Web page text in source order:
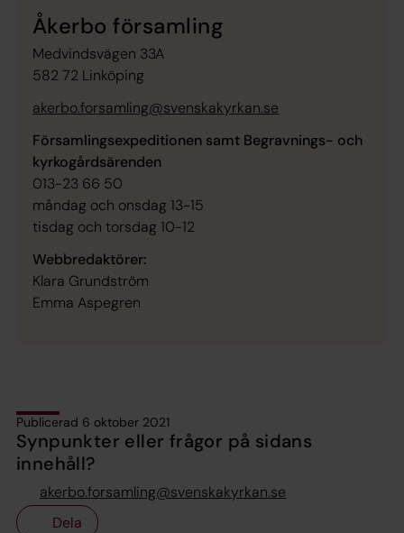
Åkerbo församling
Medvindsvägen 33A
582 72 Linköping
akerbo.forsamling@svenskakyrkan.se
Församlingsexpeditionen samt Begravnings- och
kyrkogårdsärenden
013-23 66 50
måndag och onsdag 13-15
tisdag och torsdag 10-12
Webbredaktörer:
Klara Grundström
Emma Aspegren
Publicerad 6 oktober 2021
Synpunkter eller frågor på sidans
innehåll?
akerbo.forsamling@svenskakyrkan.se
Dela